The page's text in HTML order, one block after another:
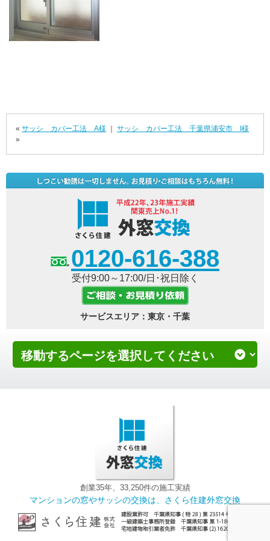
« サッシ カバー工法 A様
サッシ カバー工法 千葉県浦安市 I様
»
0120-616-388
受付9:00～17:00/日･祝日除く
サービスエリア：東京・千葉
創業35年、33,250件の施工実績
マンションの窓やサッシの交換は、さくら住建外窓交換